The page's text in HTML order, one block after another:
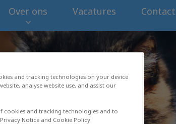
Over ons Vacatures Contact
and tracking technologies on your device
analyse website use, and assist our
cookies and tracking technologies and to
Notice and Cookie Policy.